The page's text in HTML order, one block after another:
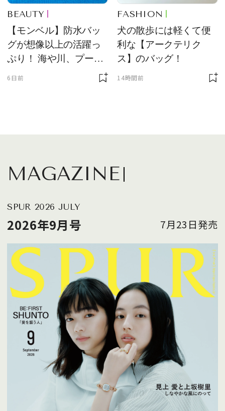
BEAUTY
【モンベル】防水バッ
グが想像以上の活躍っ
ぷり！ 海や川、プール
6日前
FASHION
犬の散歩には軽くて便
利な【アークテリク
ス】のバッグ！
14時間前
MAGAZINE
SPUR 2026 JULY
2026年9月号 7月23日発売